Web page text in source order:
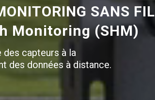
SANS FIL
Monitoring (SHM)
capteurs à la
des données à distance.